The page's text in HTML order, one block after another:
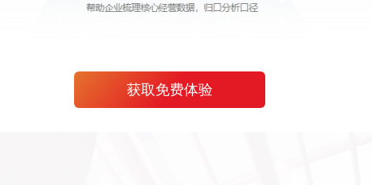
获取免费体验